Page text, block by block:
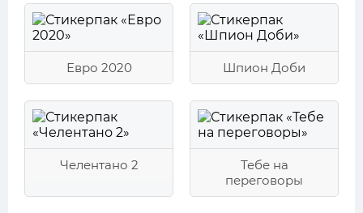
Евро 2020 Шпион Доби
Челентано 2
Тебе на
переговоры